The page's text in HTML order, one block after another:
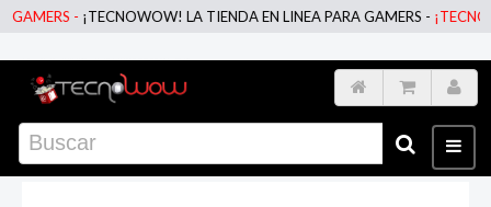
-¡TECNOWOW! LA TIENDA EN LINEA PARA GAMERS -